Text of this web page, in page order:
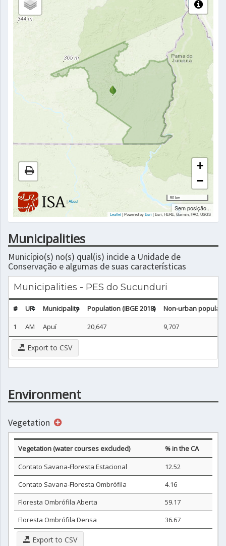
|About
+
−
50 km
Sem posição...
Leaflet| Powered byEsri|Esri, HERE, Garmin, FAO, USGS
Municipalities
Município(s) no(s) qual(is) incide a Unidade de
Conservação e algumas de suas características
Municipalities - PES do Sucunduri
# UF Municipality Population (IBGE 2018)
Non-urban
1
AM Apuí 20,647 9,707
Export to CSV
Environment
Vegetation
Vegetation (water courses excluded)
% in the CA
Contato Savana-Floresta Estacional
12.52
Contato Savana-Floresta Ombrófila
4.16
Floresta Ombrófila Aberta
59.17
Floresta Ombrófila Densa
36.67
Export to CSV